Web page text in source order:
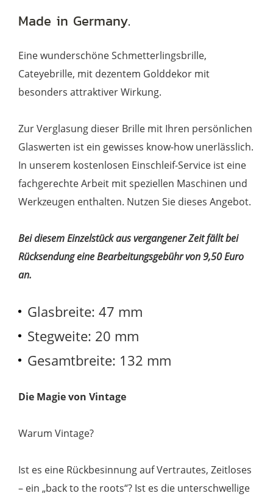
Made in Germany.
Eine wunderschöne Schmetterlingsbrille,
Cateyebrille, mit dezentem Golddekor mit
besonders attraktiver Wirkung.
Zur Verglasung dieser Brille mit Ihren persönlichen
Glaswerten ist ein gewisses know-how unerlässlich.
In unserem kostenlosen Einschleif-Service ist eine
fachgerechte Arbeit mit speziellen Maschinen und
Werkzeugen enthalten. Nutzen Sie dieses Angebot.
Bei diesem Einzelstück aus vergangener Zeit fällt bei
Rücksendung eine Bearbeitungsgebühr von 9,50 Euro
an.
Glasbreite: 47 mm
Stegweite: 20 mm
Gesamtbreite: 132 mm
Die Magie von Vintage
Warum Vintage?
Ist es eine Rückbesinnung auf Vertrautes, Zeitloses
– ein „back to the roots“? Ist es die unterschwellige